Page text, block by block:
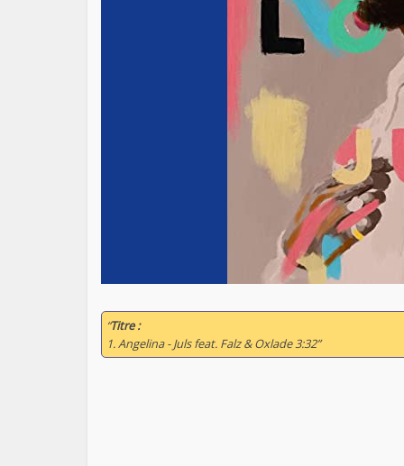
“Titre :
1. Angelina - Juls feat. Falz & Oxlade 3:32”